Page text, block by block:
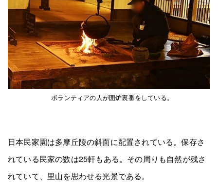
ボランティアの人が囲炉裏番をしている。
日本民家園は多摩丘陵の斜面に配置されている。保存さ
れている民家の数は25軒もある。その周りも自然が残さ
れていて、里山を思わせる光景である。